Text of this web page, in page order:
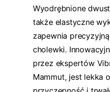
Wyodrębnione
także elastyczne
zapewnia
cholewki.
przez ekspertów
Mammut, jest lekka